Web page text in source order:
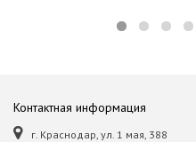
Контактная информация
г. Краснодар, ул. 1 мая, 388